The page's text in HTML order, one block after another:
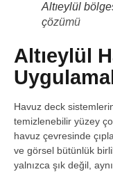
Altıeylül
çözümü
Altıeylül
Havuz deck
temizlenebilir yüzey
havuz çevresinde
ve görsel bütünlük
yalnızca şık değil,